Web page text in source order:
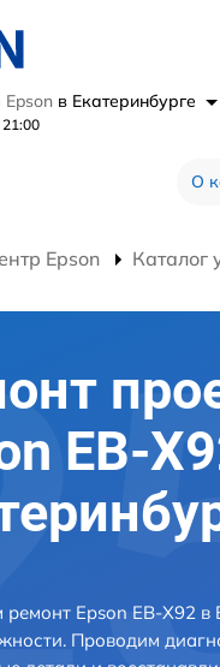
в Екатеринбурге
О
Epson Каталог
EB-
Epson EB-X92 в
Проводим